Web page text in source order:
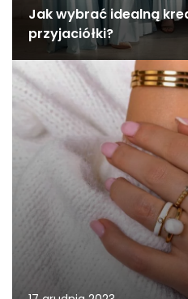
Jak wybrać idealną
przyjaciółki?